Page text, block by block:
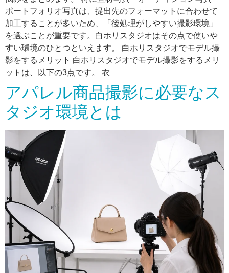
ポートフォリオ写真は、提出先のフォーマットに合わせて
加工することが多いため、「後処理がしやすい撮影環境」
を選ぶことが重要です。白ホリスタジオはその点で使いや
すい環境のひとつといえます。 白ホリスタジオでモデル撮
影をするメリット 白ホリスタジオでモデル撮影をするメリ
ットは、以下の3点です。 衣
アパレル商品撮影に必要なス
タジオ環境とは